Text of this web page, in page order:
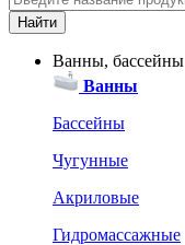
Ванны, бассейны
Ванны
Бассейны
Чугунные
Акриловые
Гидромассажные